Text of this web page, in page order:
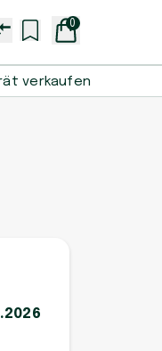
0
Samsung Galaxy
verkaufen